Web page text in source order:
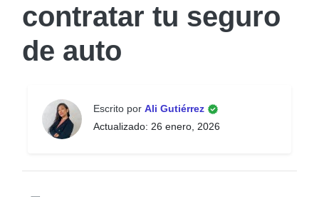
contratar tu seguro
de auto
Escrito por Ali Gutiérrez
Actualizado: 26 enero, 2026